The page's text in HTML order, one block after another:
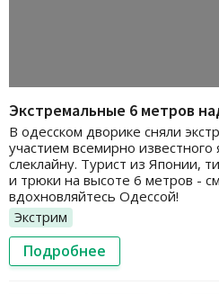
Экстремальные 6 метров
В одесском дворике сняли
участием всемирно известного
слеклайну. Турист из Японии,
и трюки на высоте 6 метров -
вдохновляйтесь Одессой!
Экстрим
Подробнее